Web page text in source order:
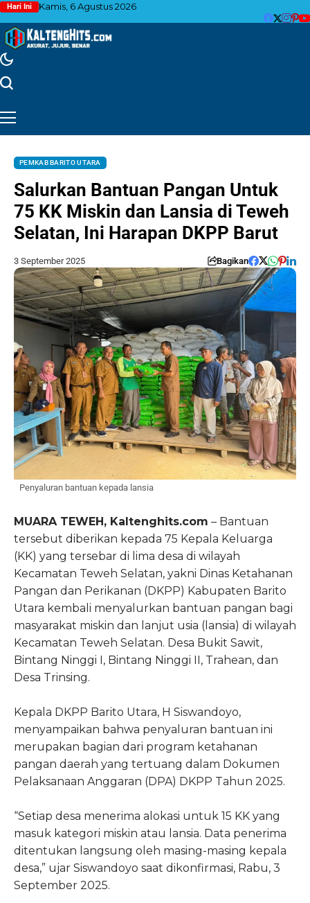
Hari Ini Kamis, 6 Agustus 2026
PEMKAB BARITO UTARA
Salurkan Bantuan Pangan Untuk
75 KK Miskin dan Lansia di Teweh
Selatan, Ini Harapan DKPP Barut
3 September 2025 Bagikan
Penyaluran bantuan kepada lansia
MUARA TEWEH, Kaltenghits.com – Bantuan
tersebut diberikan kepada 75 Kepala Keluarga
(KK) yang tersebar di lima desa di wilayah
Kecamatan Teweh Selatan, yakni Dinas Ketahanan
Pangan dan Perikanan (DKPP) Kabupaten Barito
Utara kembali menyalurkan bantuan pangan bagi
masyarakat miskin dan lanjut usia (lansia) di wilayah
Kecamatan Teweh Selatan. Desa Bukit Sawit,
Bintang Ninggi I, Bintang Ninggi II, Trahean, dan
Desa Trinsing.
Kepala DKPP Barito Utara, H Siswandoyo,
menyampaikan bahwa penyaluran bantuan ini
merupakan bagian dari program ketahanan
pangan daerah yang tertuang dalam Dokumen
Pelaksanaan Anggaran (DPA) DKPP Tahun 2025.
“Setiap desa menerima alokasi untuk 15 KK yang
masuk kategori miskin atau lansia. Data penerima
ditentukan langsung oleh masing-masing kepala
desa,” ujar Siswandoyo saat dikonfirmasi, Rabu, 3
September 2025.